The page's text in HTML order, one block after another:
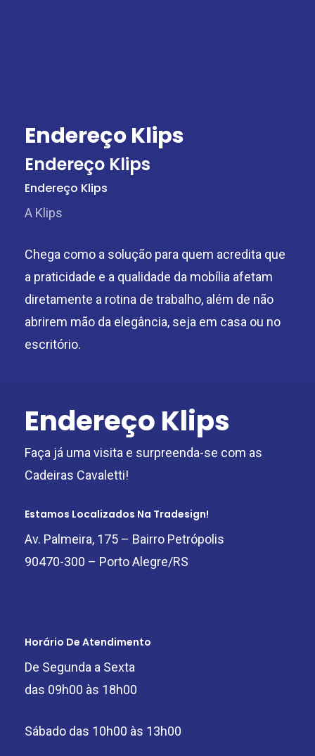
Endereço Klips
Endereço Klips
Endereço Klips
A Klips
Chega como a solução para quem acredita que
a praticidade e a qualidade da mobília afetam
diretamente a rotina de trabalho, além de não
abrirem mão da elegância, seja em casa ou no
escritório.
Endereço Klips
Faça já uma visita e surpreenda-se com as
Cadeiras Cavaletti!
Estamos Localizados Na Tradesign!
Av. Palmeira, 175 – Bairro Petrópolis
90470-300 – Porto Alegre/RS
Horário De Atendimento
De Segunda a Sexta
das 09h00 às 18h00
Sábado das 10h00 às 13h00